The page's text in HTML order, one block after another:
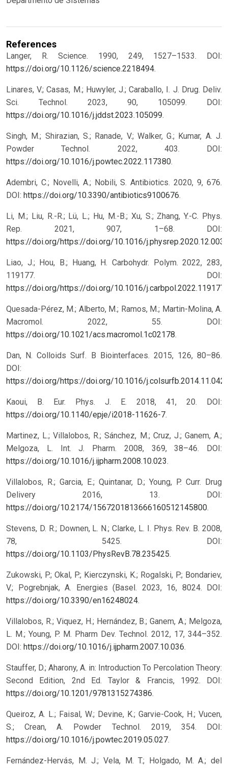
References
Langer, R. Science. 1990, 249, 1527–1533. DOI:
https://doi.org/10.1126/science.2218494.
Linares, V.; Casas, M.; Huwyler, J.; Caraballo, I. J. Drug. Deliv.
Sci. Technol. 2023, 90, 105099. DOI:
https://doi.org/10.1016/j.jddst.2023.105099.
Singh, M.; Shirazian, S.; Ranade, V.; Walker, G.; Kumar, A. J.
Powder Technol. 2022, 403. DOI:
https://doi.org/10.1016/j.powtec.2022.117380.
Adembri, C.; Novelli, A.; Nobili, S. Antibiotics. 2020, 9, 676.
DOI: https://doi.org/10.3390/antibiotics9100676.
Li, M.; Liu, R.-R.; Lü, L.; Hu, M.-B.; Xu, S.; Zhang, Y.-C. Phys.
Rep. 2021, 907, 1–68. DOI:
https://doi.org/https://doi.org/10.1016/j.physrep.2020.12.003
Liao, J.; Hou, B.; Huang, H. Carbohydr. Polym. 2022, 283,
119177. DOI:
https://doi.org/https://doi.org/10.1016/j.carbpol.2022.119177
Quesada-Pérez, M.; Alberto, M.; Ramos, M.; Martin-Molina, A.
Macromol. 2022, 55. DOI:
https://doi.org/10.1021/acs.macromol.1c02178.
Dan, N. Colloids Surf. B Biointerfaces. 2015, 126, 80–86.
DOI:
https://doi.org/https://doi.org/10.1016/j.colsurfb.2014.11.042
Kaoui, B. Eur. Phys. J. E. 2018, 41, 20. DOI:
https://doi.org/10.1140/epje/i2018-11626-7.
Martinez, L.; Villalobos, R.; Sánchez, M.; Cruz, J.; Ganem, A.;
Melgoza, L. Int. J. Pharm. 2008, 369, 38–46. DOI:
https://doi.org/10.1016/j.ijpharm.2008.10.023.
Villalobos, R.; Garcia, E.; Quintanar, D.; Young, P. Curr. Drug
Delivery 2016, 13. DOI:
https://doi.org/10.2174/1567201813666160512145800.
Stevens, D. R.; Downen, L. N.; Clarke, L. I. Phys. Rev. B. 2008,
78, 5425. DOI:
https://doi.org/10.1103/PhysRevB.78.235425.
Zukowski, P.; Okal, P.; Kierczynski, K.; Rogalski, P.; Bondariev,
V.; Pogrebnjak, A. Energies (Basel. 2023, 16, 8024. DOI:
https://doi.org/10.3390/en16248024.
Villalobos, R.; Viquez, H.; Hernández, B.; Ganem, A.; Melgoza,
L. M.; Young, P. M. Pharm Dev. Technol. 2012, 17, 344–352.
DOI: https://doi.org/10.1016/j.ijpharm.2007.10.036.
Stauffer, D.; Aharony, A. in: Introduction To Percolation Theory:
Second Edition, 2nd Ed. Taylor & Francis, 1992. DOI:
https://doi.org/10.1201/9781315274386.
Queiroz, A. L.; Faisal, W.; Devine, K.; Garvie-Cook, H.; Vucen,
S.; Crean, A. Powder Technol. 2019, 354. DOI:
https://doi.org/10.1016/j.powtec.2019.05.027.
Fernández-Hervás, M. J.; Vela, M. T.; Holgado, M. A.; del